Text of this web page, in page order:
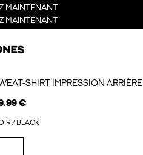
MAINTENANT
MAINTENANT
SHIRT IMPRESSION ARRIÈRE
€
/ BLACK